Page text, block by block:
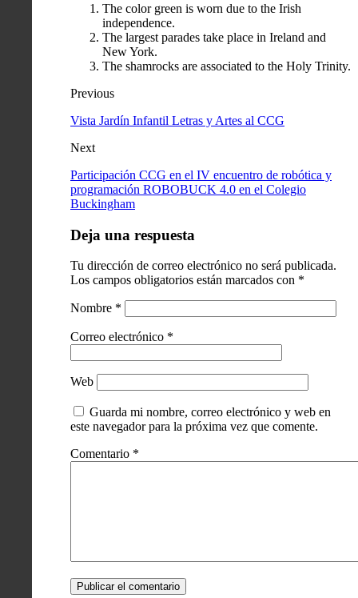
The color green is worn due to the Irish
independence.
The largest parades take place in Ireland and
New York.
The shamrocks are associated to the Holy Trinity.
escort
escort
buca
escort
Previous
Vista Jardín Infantil Letras y Artes al CCG
Next
Participación CCG en el IV encuentro de robótica y
programación ROBOBUCK 4.0 en el Colegio
Buckingham
Deja una respuesta
Tu dirección de correo electrónico no será publicada.
Los campos obligatorios están marcados con *
Nombre *
Correo electrónico *
Web
Guarda mi nombre, correo electrónico y web en
este navegador para la próxima vez que comente.
Comentario *